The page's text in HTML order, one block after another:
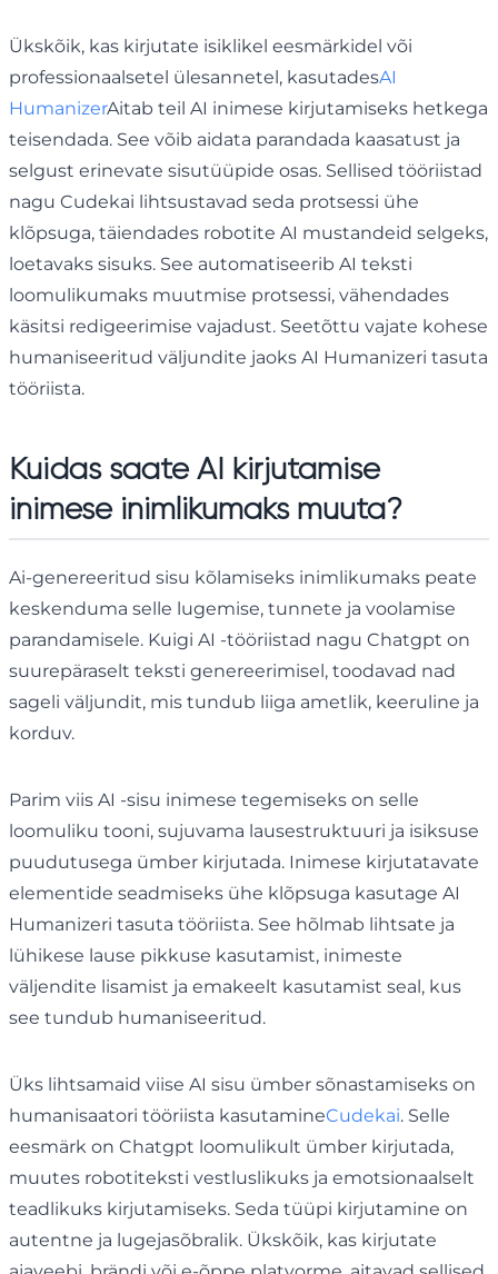
Ükskõik, kas kirjutate isiklikel eesmärkidel või
professionaalsetel ülesannetel, kasutadesAI
HumanizerAitab teil AI inimese kirjutamiseks hetkega
teisendada. See võib aidata parandada kaasatust ja
selgust erinevate sisutüüpide osas. Sellised tööriistad
nagu Cudekai lihtsustavad seda protsessi ühe
klõpsuga, täiendades robotite AI mustandeid selgeks,
loetavaks sisuks. See automatiseerib AI teksti
loomulikumaks muutmise protsessi, vähendades
käsitsi redigeerimise vajadust. Seetõttu vajate kohese
humaniseeritud väljundite jaoks AI Humanizeri tasuta
tööriista.
Kuidas saate AI kirjutamise
inimese inimlikumaks muuta?
Ai-genereeritud sisu kõlamiseks inimlikumaks peate
keskenduma selle lugemise, tunnete ja voolamise
parandamisele. Kuigi AI -tööriistad nagu Chatgpt on
suurepäraselt teksti genereerimisel, toodavad nad
sageli väljundit, mis tundub liiga ametlik, keeruline ja
korduv.
Parim viis AI -sisu inimese tegemiseks on selle
loomuliku tooni, sujuvama lausestruktuuri ja isiksuse
puudutusega ümber kirjutada. Inimese kirjutatavate
elementide seadmiseks ühe klõpsuga kasutage AI
Humanizeri tasuta tööriista. See hõlmab lihtsate ja
lühikese lause pikkuse kasutamist, inimeste
väljendite lisamist ja emakeelt kasutamist seal, kus
see tundub humaniseeritud.
Üks lihtsamaid viise AI sisu ümber sõnastamiseks on
humanisaatori tööriista kasutamineCudekai. Selle
eesmärk on Chatgpt loomulikult ümber kirjutada,
muutes robotiteksti vestluslikuks ja emotsionaalselt
teadlikuks kirjutamiseks. Seda tüüpi kirjutamine on
autentne ja lugejasõbralik. Ükskõik, kas kirjutate